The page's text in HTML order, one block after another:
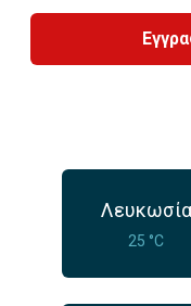
Λευκωσία
25 °C